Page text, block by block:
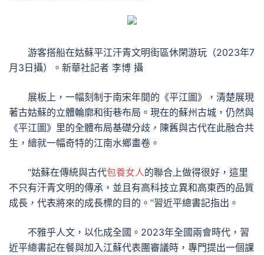
游客搭船在姑蘇平江汗青文明街區休閑游玩（2023年7
月3日攝）。新華社記者 李博 攝
展板上，一幅刻制于南宋年間的《平江圖》，清楚展現
著古姑蘇的立體輪廓和街巷布局。現在的蘇州古城，仍然與
《平江圖》里的全體布局基礎分歧，陳舊與古代在此融合共
生，繪就一幅奇特的江南水鄉畫卷。
“姑蘇在傳統與古代包養女人的聯合上做得很好，這里
不只有汗青文明的傳承，並且有高科技立異和高東西的品質
成長，代表將來的成長標的目的。”習近平總書記指出。
不雅乎人文，以化成全國。2023年全國兩會時代，習
近平總書記在餐與加入江蘇代表團審議時，專門提出一個課